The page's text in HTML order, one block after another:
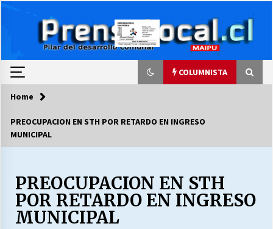
COLUMNISTA
COLUMNISTA
LA DC POR SIEMPRE.RECORDANDO 69 AÑOS DE
HISTORIA
28/07/2026
Home
PREOCUPACION EN STH POR RETARDO EN INGRESO
MUNICIPAL
PREOCUPACION EN STH
POR RETARDO EN INGRESO
MUNICIPAL